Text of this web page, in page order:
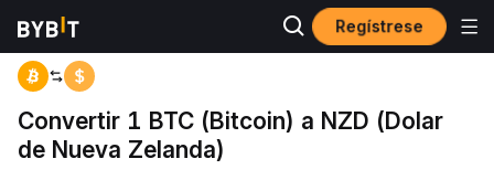
Regístrese
Inicio BTC to NZD
Convertir 1 BTC (Bitcoin) a NZD (Dolar
de Nueva Zelanda)